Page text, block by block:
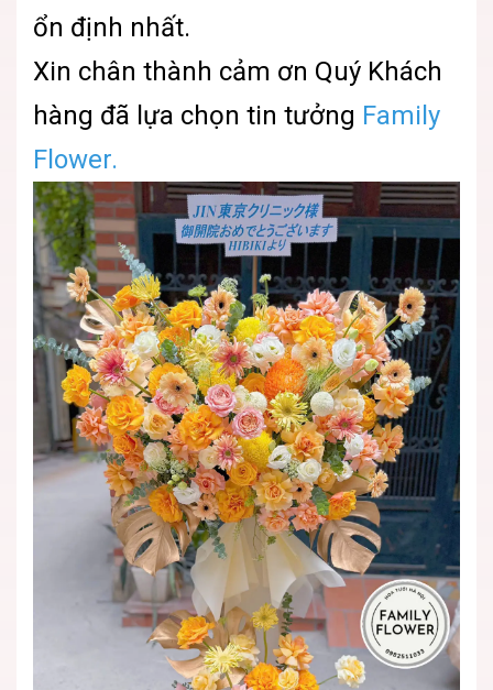
ổn định nhất.
Xin chân thành cảm ơn Quý Khách
hàng đã lựa chọn tin tưởng Family
Flower.